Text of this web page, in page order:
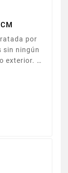
por
sin ningún
4